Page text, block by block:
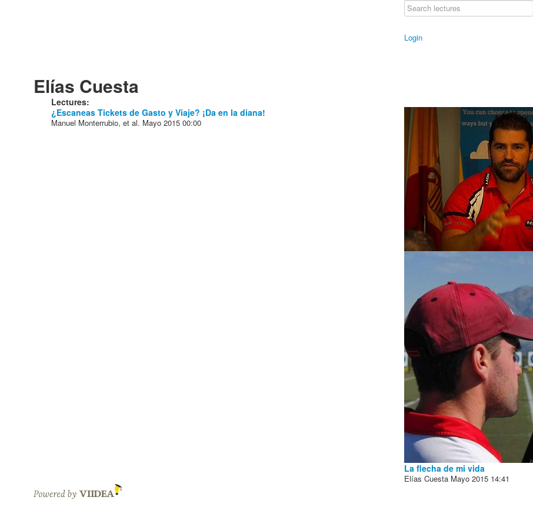
Login
Elías Cuesta
Lectures:
¿Escaneas Tickets de Gasto y Viaje? ¡Da en la diana!
Manuel Monterrubio, et al. Mayo 2015 00:00
La flecha de mi vida
Elías Cuesta Mayo 2015 14:41